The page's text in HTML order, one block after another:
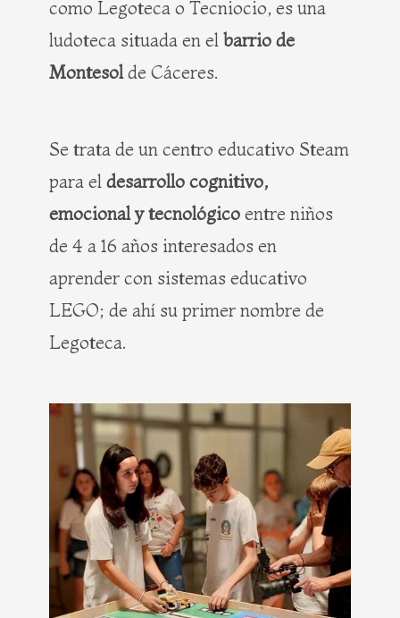
como Legoteca o Tecniocio, es una
ludoteca situada en el barrio de
Montesolde Cáceres.
Se trata de un centro educativo Steam
para el desarrollo cognitivo,
emocional y tecnológico entre niños
de 4 a 16 años interesados en
aprender con sistemas educativo
LEGO; de ahí su primer nombre de
Legoteca.